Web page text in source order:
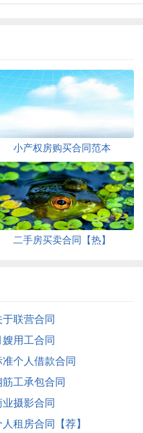
小产权房购买合同范本
二手房买卖合同【热】
于联营合同
嫂用工合同
准个人借款合同
筋工承包合同
业摄影合同
人租房合同【荐】